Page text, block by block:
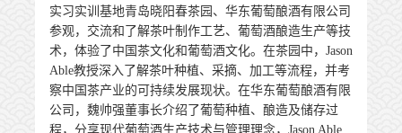
实习实训基地青岛晓阳春茶园、华东葡萄酿酒有限公司
参观，交流和了解茶叶制作工艺、葡萄酒酿造生产等技
术，体验了中国茶文化和葡萄酒文化。在茶园中，Jason
Able教授深入了解茶叶种植、采摘、加工等流程，并考
察中国茶产业的可持续发展现状。在华东葡萄酿酒有限
公司，魏帅强董事长介绍了葡萄种植、酿造及储存过
程，分享现代葡萄酒生产技术与管理理念，Jason Able